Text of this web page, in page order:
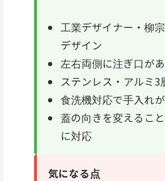
工業デザイナー・柳
デザイン
左右両側に注ぎ口が
ステンレス・アルミ3
食洗機対応で手入れ
蓋の向きを変えるこ
に対応
気になる点